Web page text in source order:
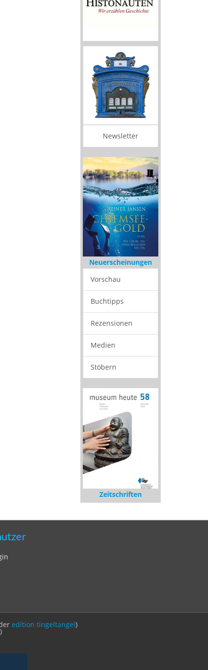
Newsletter
Neuerscheinungen
Vorschau
Buchtipps
Rezensionen
Medien
Stöbern
Zeitschriften
edition tingeltangel)
)